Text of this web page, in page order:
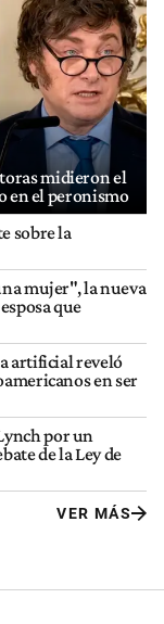
midieron el
en el peronismo
sobre la
mujer", la nueva
que
artificial reveló
en ser
por un
de la Ley de
VER MÁS